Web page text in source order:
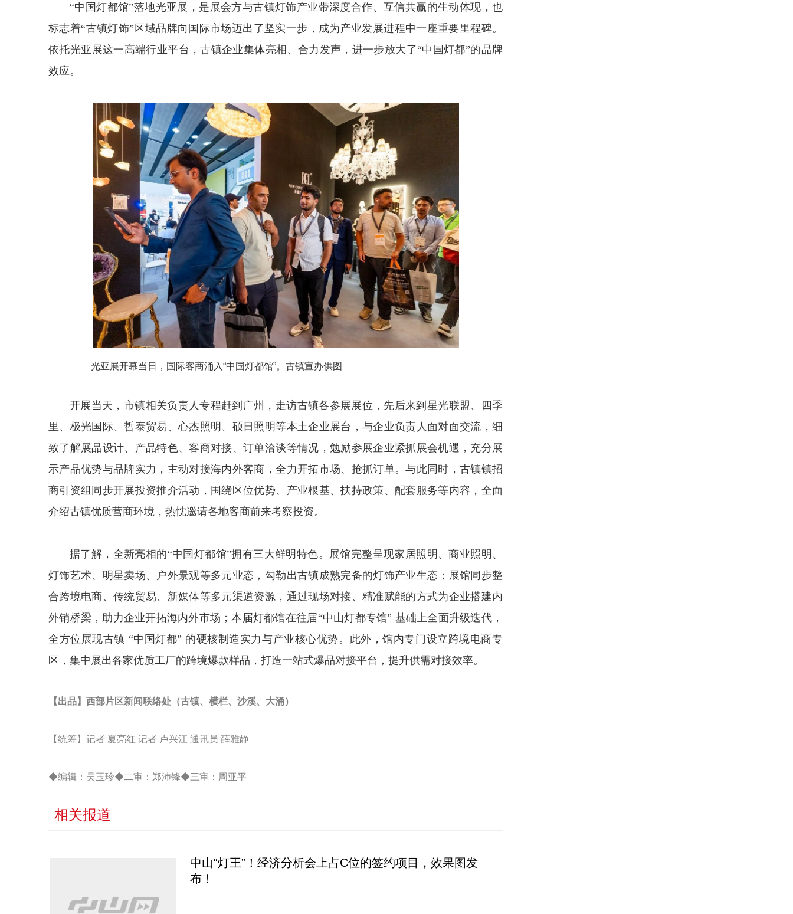
“中国灯都馆”落地光亚展，是展会方与古镇灯饰产业带深度合作、互信共赢的生动体现，也
标志着“古镇灯饰”区域品牌向国际市场迈出了坚实一步，成为产业发展进程中一座重要里程碑。
依托光亚展这一高端行业平台，古镇企业集体亮相、合力发声，进一步放大了“中国灯都”的品牌
效应。
光亚展开幕当日，国际客商涌入“中国灯都馆”。古镇宣办供图
开展当天，市镇相关负责人专程赶到广州，走访古镇各参展展位，先后来到星光联盟、四季
里、极光国际、哲泰贸易、心杰照明、硕日照明等本土企业展台，与企业负责人面对面交流，细
致了解展品设计、产品特色、客商对接、订单洽谈等情况，勉励参展企业紧抓展会机遇，充分展
示产品优势与品牌实力，主动对接海内外客商，全力开拓市场、抢抓订单。与此同时，古镇镇招
商引资组同步开展投资推介活动，围绕区位优势、产业根基、扶持政策、配套服务等内容，全面
介绍古镇优质营商环境，热忱邀请各地客商前来考察投资。
据了解，全新亮相的“中国灯都馆”拥有三大鲜明特色。展馆完整呈现家居照明、商业照明、
灯饰艺术、明星卖场、户外景观等多元业态，勾勒出古镇成熟完备的灯饰产业生态；展馆同步整
合跨境电商、传统贸易、新媒体等多元渠道资源，通过现场对接、精准赋能的方式为企业搭建内
外销桥梁，助力企业开拓海内外市场；本届灯都馆在往届“中山灯都专馆” 基础上全面升级迭代，
全方位展现古镇 “中国灯都” 的硬核制造实力与产业核心优势。此外，馆内专门设立跨境电商专
区，集中展出各家优质工厂的跨境爆款样品，打造一站式爆品对接平台，提升供需对接效率。
【出品】西部片区新闻联络处（古镇、横栏、沙溪、大涌）
【统筹】记者 夏亮红 记者 卢兴江 通讯员 薛雅静
◆编辑：吴玉珍◆二审：郑沛锋◆三审：周亚平
相关报道
中山“灯王”！经济分析会上占C位的签约项目，效果图发
布！